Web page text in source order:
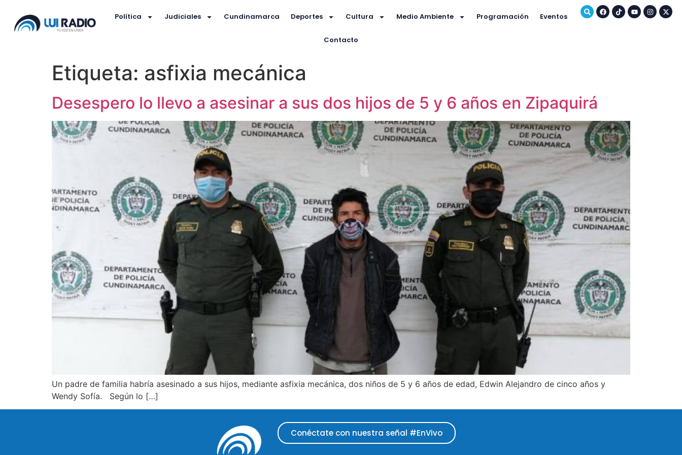
Política Judiciales Cundinamarca Deportes Cultura Medio Ambiente Programación Eventos
Contacto
Etiqueta: asfixia mecánica
Desespero lo llevo a asesinar a sus dos hijos de 5 y 6 años en Zipaquirá
Un padre de familia habría asesinado a sus hijos, mediante asfixia mecánica, dos niños de 5 y 6 años de edad, Edwin Alejandro de cinco años y
Wendy Sofía. Según lo […]
Conéctate con nuestra señal #EnVivo